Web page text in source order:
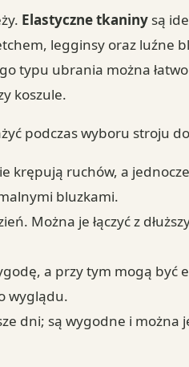
Elastyczne tkaniny są
legginsy oraz luźne
typu ubrania można
koszule.
podczas wyboru stroju
krępują ruchów, a
bluzkami.
Można je łączyć z
a przy tym mogą być
wyglądu.
dni; są wygodne i można